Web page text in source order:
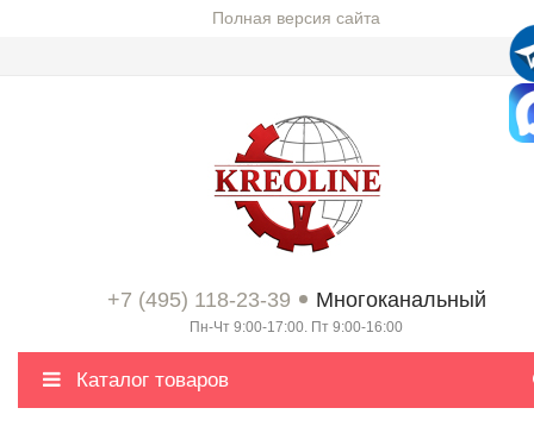
Полная версия сайта
+7 (495) 118-23-39 Многоканальный
Пн-Чт 9:00-17:00. Пт 9:00-16:00
Каталог товаров